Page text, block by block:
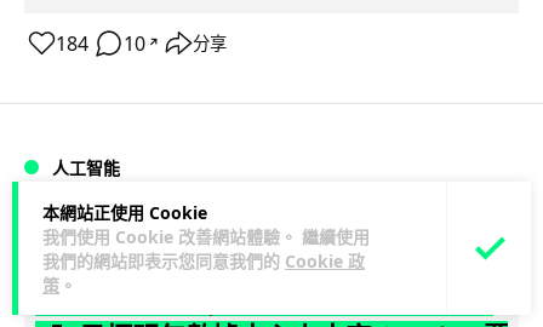
本網站正使用 Cookie
我們使用 Cookie 改善網站體驗。 繼續使用
我們的網站即表示您同意我們的 Cookie 政
策 。
184 10 ↗ 分享
人工智能
Vin 1 日
Elon Musk: SpaceX 將挑戰萬億年收